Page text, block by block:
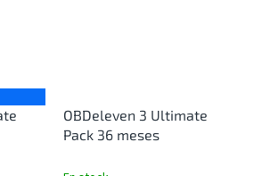
OBDeleven 3 Ultimate
Pack 36 meses